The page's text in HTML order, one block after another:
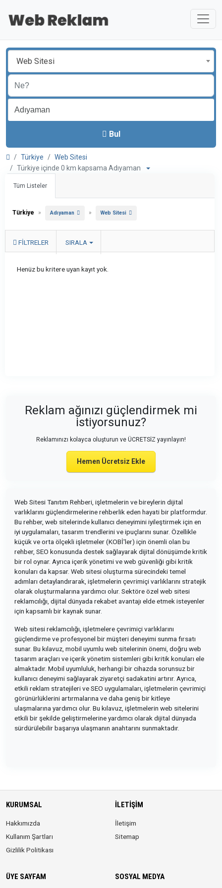
Web Sitesi
Bul
Türkiye
Web Sitesi
Türkiye içinde 0 km kapsama Adıyaman
Tüm Listeler
Türkiye » Adıyaman » Web Sitesi
FILTRELER SIRALA
Henüz bu kritere uyan kayıt yok.
Reklam ağınızı güçlendirmek mi
istiyorsunuz?
Reklamınızı kolayca oluşturun ve ÜCRETSİZ yayınlayın!
Hemen Ücretsiz Ekle
Web Sitesi Tanıtım Rehberi, işletmelerin ve bireylerin dijital
varlıklarını güçlendirmelerine rehberlik eden hayati bir platformdur.
Bu rehber, web sitelerinde kullanıcı deneyimini iyileştirmek için en
iyi uygulamaları, tasarım trendlerini ve ipuçlarını sunar. Özellikle
küçük ve orta ölçekli işletmeler (KOBİ'ler) için önemli olan bu
rehber, SEO konusunda destek sağlayarak dijital dönüşümde kritik
bir rol oynar. Ayrıca içerik yönetimi ve web güvenliği gibi kritik
konuları da kapsar. Web sitesi oluşturma sürecindeki temel
adımları detaylandırarak, işletmelerin çevrimiçi varlıklarını stratejik
olarak oluşturmalarına yardımcı olur. Sektöre özel web sitesi
reklamcılığı, dijital dünyada rekabet avantajı elde etmek isteyenler
için kapsamlı bir kaynak sunar.
Web sitesi reklamcılığı, işletmelere çevrimiçi varlıklarını
güçlendirme ve profesyonel bir müşteri deneyimi sunma fırsatı
sunar. Bu kılavuz, mobil uyumlu web sitelerinin önemi, doğru web
tasarım araçları ve içerik yönetim sistemleri gibi kritik konuları ele
almaktadır. Mobil uyumluluk, herhangi bir cihazda sorunsuz bir
kullanıcı deneyimi sağlayarak ziyaretçi sadakatini artırır. Ayrıca,
etkili reklam stratejileri ve SEO uygulamaları, işletmelerin çevrimiçi
görünürlüklerini artırmalarına ve daha geniş bir kitleye
ulaşmalarına yardımcı olur. Bu kılavuz, işletmelerin web sitelerini
etkili bir şekilde geliştirmelerine yardımcı olarak dijital dünyada
sürdürülebilir başarıya ulaşmanın anahtarını sunmaktadır.
KURUMSAL
Hakkımızda
Kullanım Şartları
Gizlilik Politikası
İLETIŞIM
İletişim
Sitemap
ÜYE SAYFAM SOSYAL MEDYA